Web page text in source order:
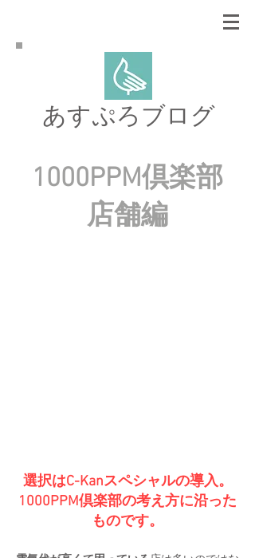
あすぷろブログ
1000PPM倶楽部
店舗編
選択はC-Kanスペシャルの導入。
1000PPM倶楽部の考え方に沿った
ものです。